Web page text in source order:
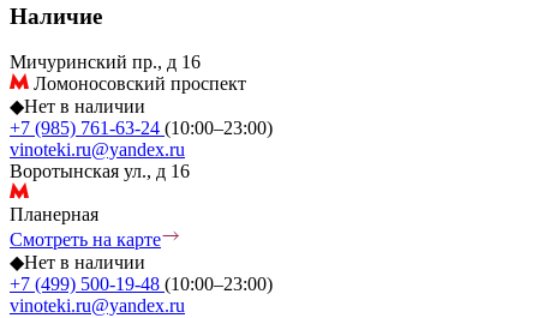
Наличие
Мичуринский пр., д 16
Ломоносовский проспект
◆Нет в наличии
+7 (985) 761-63-24 (10:00–23:00)
vinoteki.ru@yandex.ru
Воротынская ул., д 16
Планерная
Смотреть на карте
◆Нет в наличии
+7 (499) 500-19-48 (10:00–23:00)
vinoteki.ru@yandex.ru